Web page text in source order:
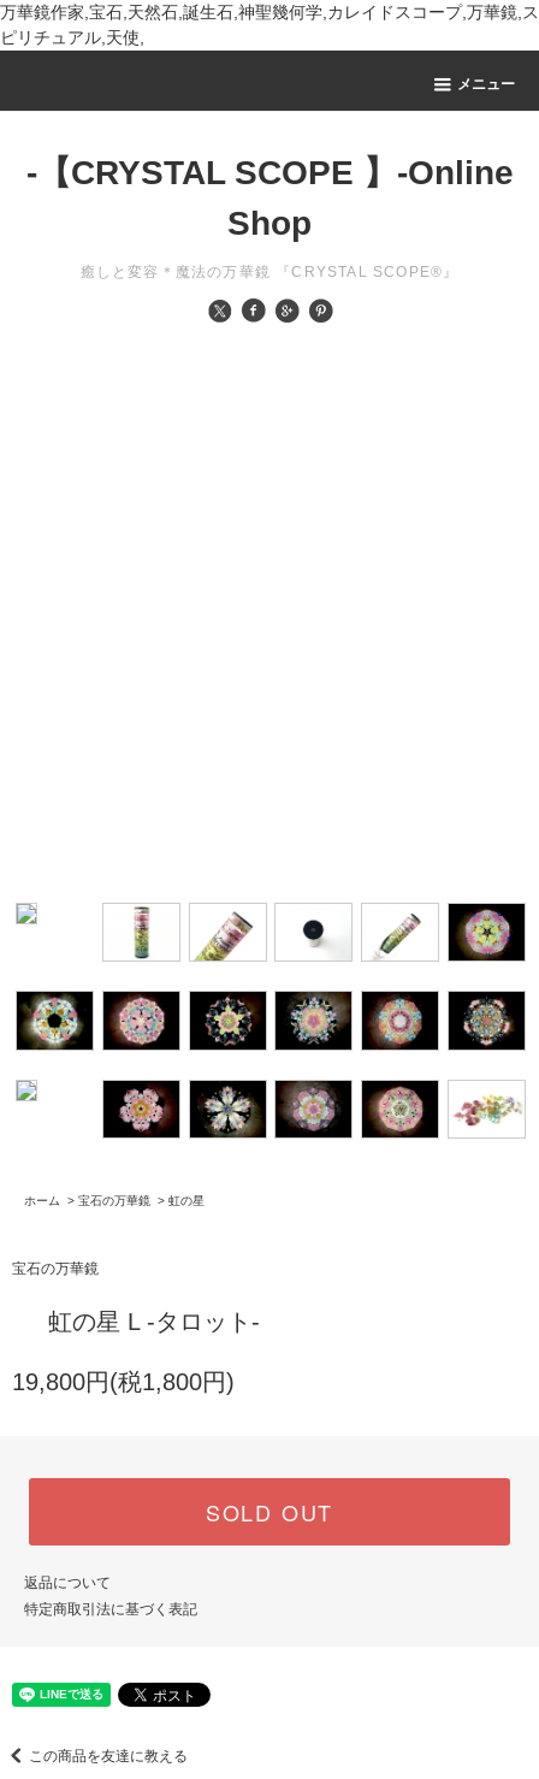
万華鏡作家,宝石,天然石,誕生石,神聖幾何学,カレイドスコープ,万華鏡,ス
ピリチュアル,天使,
メニュー
-【CRYSTAL SCOPE 】-Online
Shop
癒しと変容＊魔法の万華鏡 『CRYSTAL SCOPE®』
ホーム > 宝石の万華鏡 > 虹の星
宝石の万華鏡
虹の星 L -タロット-
19,800円(税1,800円)
SOLD OUT
返品について
特定商取引法に基づく表記
この商品を友達に教える